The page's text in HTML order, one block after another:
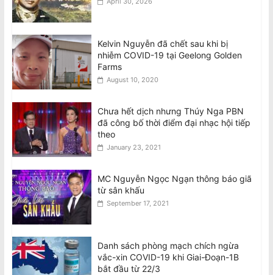
Kelvin Nguyễn đã chết sau khi bị
nhiễm COVID-19 tại Geelong Golden
Farms
August 10, 2020
Chưa hết dịch nhưng Thúy Nga PBN
đã công bố thời điểm đại nhạc hội tiếp
theo
January 23, 2021
MC Nguyễn Ngọc Ngạn thông báo giã
từ sân khấu
September 17, 2021
Danh sách phòng mạch chích ngừa
vắc-xin COVID-19 khi Giai-Đoạn-1B
bắt đầu từ 22/3